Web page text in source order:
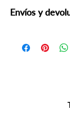
Envíos y
compra el
Devoluciones